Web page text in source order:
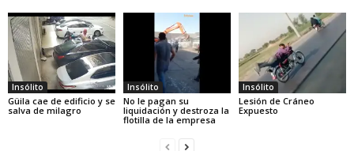
Insólito
Güila cae de edificio y se
salva de milagro
Insólito
No le pagan su
liquidación y destroza la
flotilla de la empresa
Insólito
Lesión de Cráneo
Expuesto